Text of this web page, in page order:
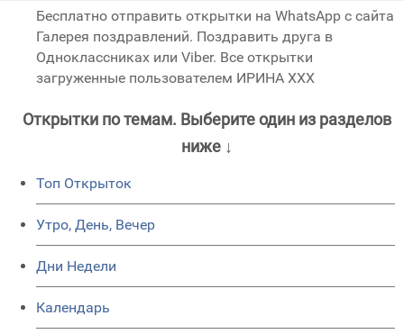
Бесплатно отправить открытки на WhatsApp с сайта
Галерея поздравлений. Поздравить друга в
Одноклассниках или Viber. Все открытки
загруженные пользователем ИРИНА ХХХ
Открытки по темам. Выберите один из разделов
ниже ↓
Топ Открыток
Утро, День, Вечер
Дни Недели
Календарь